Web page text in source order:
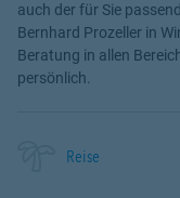
auch der für Sie
Bernhard Prozeller in
Beratung in allen
persönlich.
Reise